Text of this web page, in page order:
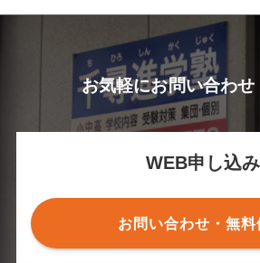
お気軽にお問い合わせ
WEB申し込み
お問い合わせ・無料